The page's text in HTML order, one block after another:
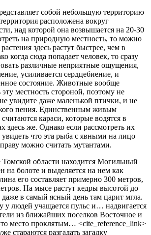
собой небольшую территорию
расположена вокруг
над которой она возвышается на 20-30
на природную местность, то можно
здесь растут быстрее, чем в
когда сюда попадает человек, то сразу
различные неприятные ощущения,
усиливается сердцебиение, и
состояние. Животные вообще
эту местность стороной, поэтому не
увидите даже маленькой птички, и не
пения. Единственным живым
караси, которые водятся в
здесь же. Однако если рассмотреть их
что эта рыба с явными на лицо
можно считать мутантами.
области находится Могильный
на болоте и выделяется на нем как
его составляет примерно 300 метров,
На мысе растут кедры высотой до
в самый ясный день там царит мгла.
у людей учащается пульс и… надвигается
из ближайших поселков Восточное и
место проклятым… <cite_reference_link>
стараются разгадать загадку